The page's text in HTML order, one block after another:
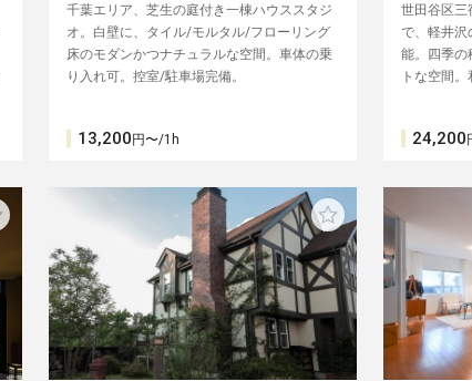
千葉エリア、芝生の庭付き一棟ハウススタジ
オ。白壁に、タイル/モルタル/フローリング
床のモダンかつナチュラルな空間。車体の乗
り入れ可。控室/駐車場完備。
13,200円〜/1h
世田谷区三
で、軽井沢
能。四季の
トな空間。
24,200